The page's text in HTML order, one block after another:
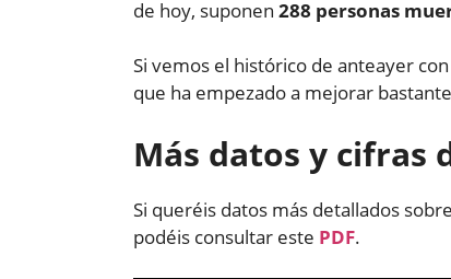
de hoy, suponen 288 personas
Si vemos el histórico de anteayer
que ha empezado a mejorar
Más datos y cifras
Si queréis datos más detallados
podéis consultar este PDF.